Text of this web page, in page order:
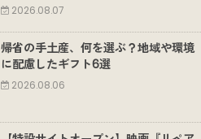
2026.08.07
帰省の手土産、何を選ぶ？地域や環境
に配慮したギフト6選
2026.08.06